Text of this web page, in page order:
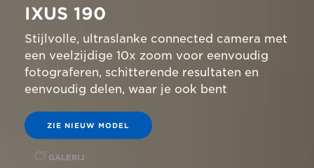
IXUS 190
Stijlvolle, ultraslanke connected camera met
een veelzijdige 10x zoom voor eenvoudig
fotograferen, schitterende resultaten en
eenvoudig delen, waar je ook bent
ZIE NIEUW MODEL
GALERIJ